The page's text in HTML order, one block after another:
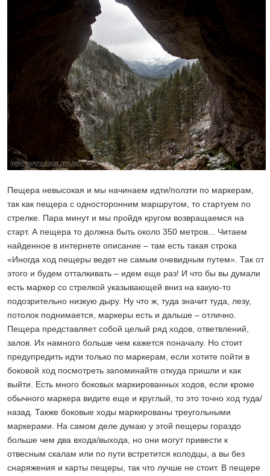
Пещера невысокая и мы начинаем идти/ползти по маркерам,
так как пещера с односторонним маршрутом, то стартуем по
стрелке. Пара минут и мы пройдя кругом возвращаемся на
старт. А пещера то должна быть около 350 метров... Читаем
найденное в интернете описание – там есть такая строка
«Иногда ход пещеры ведет не самым очевидным путем». Так от
этого и будем отталкивать – идем еще раз! И что бы вы думали
есть маркер со стрелкой указывающей вниз на какую-то
подозрительно низкую дыру. Ну что ж, туда значит туда, лезу,
потолок поднимается, маркеры есть и дальше – отлично.
Пещера представляет собой целый ряд ходов, ответвлений,
залов. Их намного больше чем кажется поначалу. Но стоит
предупредить идти только по маркерам, если хотите пойти в
боковой ход посмотреть запоминайте откуда пришли и как
выйти. Есть много боковых маркированных ходов, если кроме
обычного маркера видите еще и круглый, то это точно ход туда/
назад. Также боковые ходы маркированы треугольными
маркерами. На самом деле думаю у этой пещеры гораздо
больше чем два входа/выхода, но они могут привести к
отвесным скалам или по пути встретится колодцы, а вы без
снаряжения и карты пещеры, так что лучше не стоит. В пещере